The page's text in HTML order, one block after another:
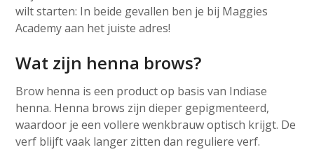
wilt starten: In beide gevallen ben je bij Maggies
Academy aan het juiste adres!
Wat zijn henna brows?
Brow henna is een product op basis van Indiase
henna. Henna brows zijn dieper gepigmenteerd,
waardoor je een vollere wenkbrauw optisch krijgt. De
verf blijft vaak langer zitten dan reguliere verf.